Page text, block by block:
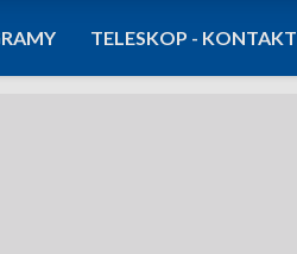
TELESKOP - KONTAKT